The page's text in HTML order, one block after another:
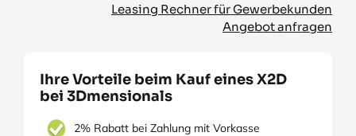
Leasing Rechner für Gewerbekunden
Angebot anfragen
Ihre Vorteile beim Kauf eines X2D
bei 3Dmensionals
2% Rabatt bei Zahlung mit Vorkasse